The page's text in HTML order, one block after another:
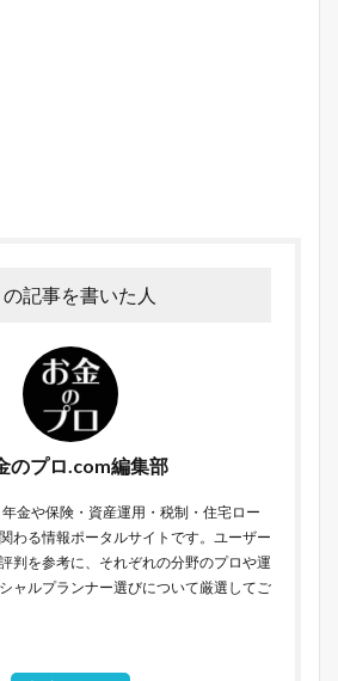
の記事を書いた人
のプロ.com編集部
金や保険・資産運用・税制・住宅ロー
わる情報ポータルサイトです。ユーザー
判を参考に、それぞれの分野のプロや運
ャルプランナー選びについて厳選してご